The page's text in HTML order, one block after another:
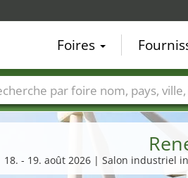
18. - 19. août 2026 | Salon industriel
Foires
Foire noms Pays Villes